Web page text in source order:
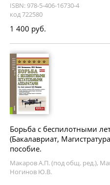
ISBN: 978-5-406-16730-4
код 722580
1 400 руб.
Борьба с беспилотными
(Бакалавриат,
пособие.
Макаров А.П. (под общ. ред.),
Ногинов Ю.В.